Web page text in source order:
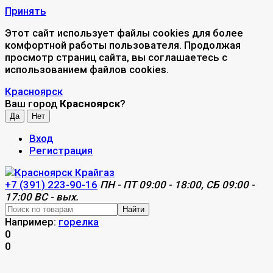
Принять
Этот сайт использует файлы cookies для более
комфортной работы пользователя. Продолжая
просмотр страниц сайта, вы соглашаетесь с
использованием файлов cookies.
Красноярск
Ваш город Красноярск?
Вход
Регистрация
+7 (391) 223-90-16 ПН - ПТ 09:00 - 18:00, СБ 09:00 -
17:00 ВС - вых.
Найти
Например: горелка
0
0